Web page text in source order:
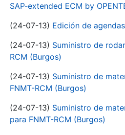
SAP-extended ECM by
(24-07-13) Edición de
(24-07-13) Suministro de
RCM (Burgos)
(24-07-13) Suministro de
FNMT-RCM (Burgos)
(24-07-13) Suministro de
para FNMT-RCM (Burgos)